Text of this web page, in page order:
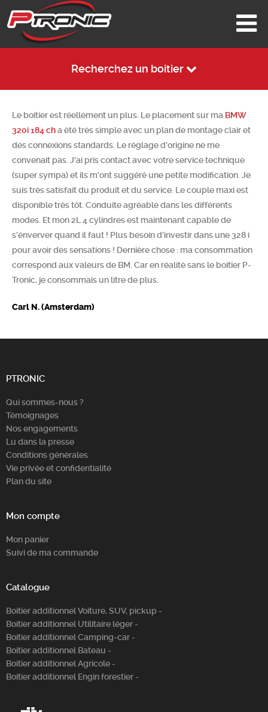
Recherchez un boitier
Chercher
Le boitier est réellement un plus. Le placement sur ma BMW
320i 184 cha été très simple avec un plan de montage clair et
des connexions standards. Le réglage d'origine ne me
convenait pas. J'ai pris contact avec votre service technique
(super sympa) et ils m'ont suggéré une petite modification. Je
suis très satisfait du produit et du service. Le couple maxi est
disponible très tôt. Conduite agréable dans les différents
modes. Et mon 2L 4 cylindres est maintenant capable de
s'énverver quand il faut ! Plus besoin d'investir dans une 328 i
pour avoir des sensations ! Dernière chose : ma consommation
correspond aux valeurs de BM. Car en réalité sans le boitier P-
Tronic, je consommais un litre de plus.
Carl N. (Amsterdam)
PTRONIC
Qui sommes-nous ?
Témoignages
Nos engagements
Lu dans la presse
Conditions générales
Vie privée et confidentialité
Plan du site
Mon compte
Mon panier
Suivi de ma commande
Catalogue
Boitier additionnel Voiture, SUV, pickup -
Boitier additionnel Utilitaire léger -
Boitier additionnel Camping-car -
Boitier additionnel Bateau -
Boitier additionnel Agricole -
Boitier additionnel Engin forestier -